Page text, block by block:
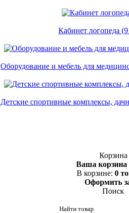
Кабинет логопеда
Оборудование и мебель для
Детские спортивные комплексы,
Корзина
Ваша корзина
В корзине: 0
Оформить
Поиск
Найти товар